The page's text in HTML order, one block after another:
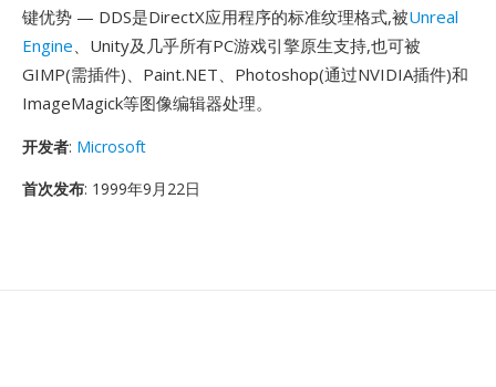
键优势 — DDS是DirectX应用程序的标准纹理格式,被Unreal
Engine、Unity及几乎所有PC游戏引擎原生支持,也可被
GIMP(需插件)、Paint.NET、Photoshop(通过NVIDIA插件)和
ImageMagick等图像编辑器处理。
开发者: Microsoft
首次发布: 1999年9月22日